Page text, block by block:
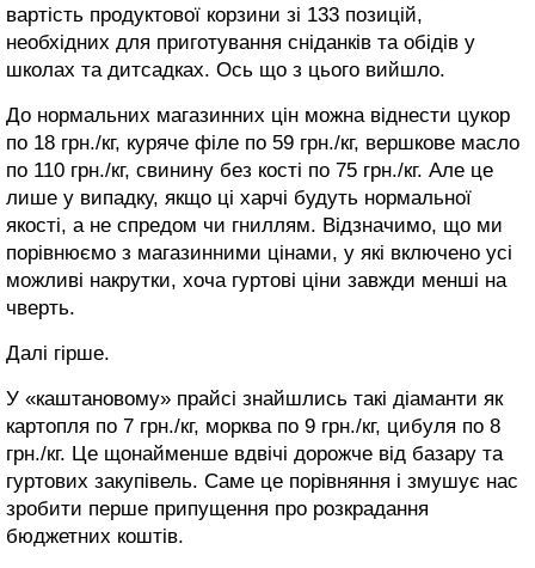
вартість продуктової корзини зі 133 позицій,
необхідних для приготування сніданків та обідів у
школах та дитсадках. Ось що з цього вийшло.
До нормальних магазинних цін можна віднести цукор
по 18 грн./кг, куряче філе по 59 грн./кг, вершкове масло
по 110 грн./кг, свинину без кості по 75 грн./кг. Але це
лише у випадку, якщо ці харчі будуть нормальної
якості, а не спредом чи гниллям. Відзначимо, що ми
порівнюємо з магазинними цінами, у які включено усі
можливі накрутки, хоча гуртові ціни завжди менші на
чверть.
Далі гірше.
У «каштановому» прайсі знайшлись такі діаманти як
картопля по 7 грн./кг, морква по 9 грн./кг, цибуля по 8
грн./кг. Це щонайменше вдвічі дорожче від базару та
гуртових закупівель. Саме це порівняння і змушує нас
зробити перше припущення про розкрадання
бюджетних коштів.